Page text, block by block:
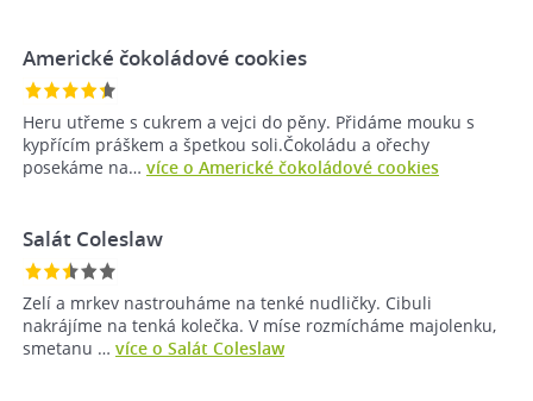
Americké čokoládové cookies
Heru utřeme s cukrem a vejci do pěny. Přidáme mouku s
kypřícím práškem a špetkou soli.Čokoládu a ořechy
posekáme na… více o Americké čokoládové cookies
Salát Coleslaw
Zelí a mrkev nastrouháme na tenké nudličky. Cibuli
nakrájíme na tenká kolečka. V míse rozmícháme majolenku,
smetanu … více o Salát Coleslaw